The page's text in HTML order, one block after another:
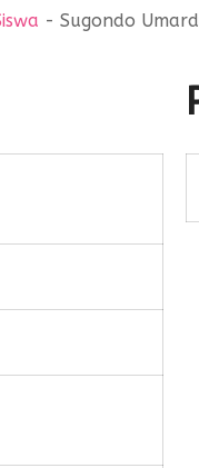
- Sugondo